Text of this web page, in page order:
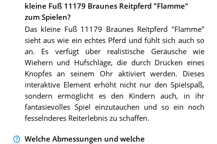
kleine Fuß 11179 Braunes Reitpferd "Flamme"
zum Spielen?
Das kleine Fuß 11179 Braunes Reitpferd "Flamme"
sieht aus wie ein echtes Pferd und fühlt sich auch so
an. Es verfügt über realistische Geräusche wie
Wiehern und Hufschläge, die durch Drücken eines
Knopfes an seinem Ohr aktiviert werden. Dieses
interaktive Element erhöht nicht nur den Spielspaß,
sondern ermöglicht es den Kindern auch, in ihr
fantasievolles Spiel einzutauchen und so ein noch
fesselnderes Reiterlebnis zu schaffen.
Welche Abmessungen und welche